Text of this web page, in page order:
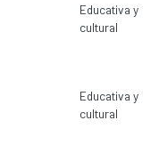
Educativa y
cultural
Educativa y
cultural